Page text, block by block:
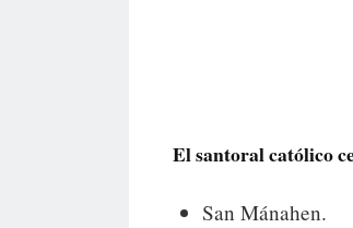
El santoral católico
San Mánahen.